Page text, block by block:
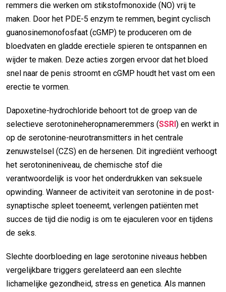
remmers die werken om stikstofmonoxide (NO) vrij te
maken. Door het PDE-5 enzym te remmen, begint cyclisch
guanosinemonofosfaat (cGMP) te produceren om de
bloedvaten en gladde erectiele spieren te ontspannen en
wijder te maken. Deze acties zorgen ervoor dat het bloed
snel naar de penis stroomt en cGMP houdt het vast om een
erectie te vormen.
Dapoxetine-hydrochloride behoort tot de groep van de
selectieve serotonineheropnameremmers (SSRI ) en werkt in
op de serotonine-neurotransmitters in het centrale
zenuwstelsel (CZS) en de hersenen. Dit ingrediënt verhoogt
het serotonineniveau, de chemische stof die
verantwoordelijk is voor het onderdrukken van seksuele
opwinding. Wanneer de activiteit van serotonine in de post-
synaptische spleet toeneemt, verlengen patiënten met
succes de tijd die nodig is om te ejaculeren voor en tijdens
de seks.
Slechte doorbloeding en lage serotonine niveaus hebben
vergelijkbare triggers gerelateerd aan een slechte
lichamelijke gezondheid, stress en genetica. Als mannen